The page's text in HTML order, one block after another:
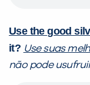
Use the good
it? Use suas
não pode